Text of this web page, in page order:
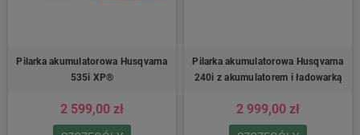
Pilarka akumulatorowa Husqvarna
535i XP®
2 599,00 zł
Pilarka akumulatorowa Husqvarna
240i​ z akumulatorem i ładowarką
2 999,00 zł